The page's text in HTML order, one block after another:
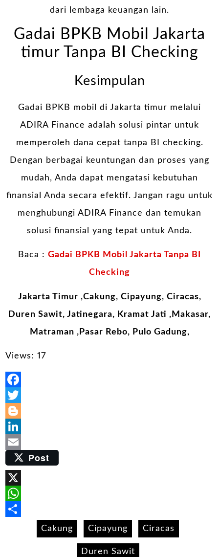
dari lembaga keuangan lain.
Gadai BPKB Mobil Jakarta
timur Tanpa BI Checking
Kesimpulan
Gadai BPKB mobil di Jakarta timur melalui
ADIRA Finance adalah solusi pintar untuk
memperoleh dana cepat tanpa BI checking.
Dengan berbagai keuntungan dan proses yang
mudah, Anda dapat mengatasi kebutuhan
finansial Anda secara efektif. Jangan ragu untuk
menghubungi ADIRA Finance dan temukan
solusi finansial yang tepat untuk Anda.
Baca : Gadai BPKB Mobil Jakarta Tanpa BI
Checking
Jakarta Timur ,Cakung, Cipayung, Ciracas,
Duren Sawit, Jatinegara, Kramat Jati ,Makasar,
Matraman ,Pasar Rebo, Pulo Gadung,
Views: 17
Facebook
Twitter
Blogger
LinkedIn
Email Post
X
WhatsApp
Cakung Cipayung Ciracas
Duren Sawit